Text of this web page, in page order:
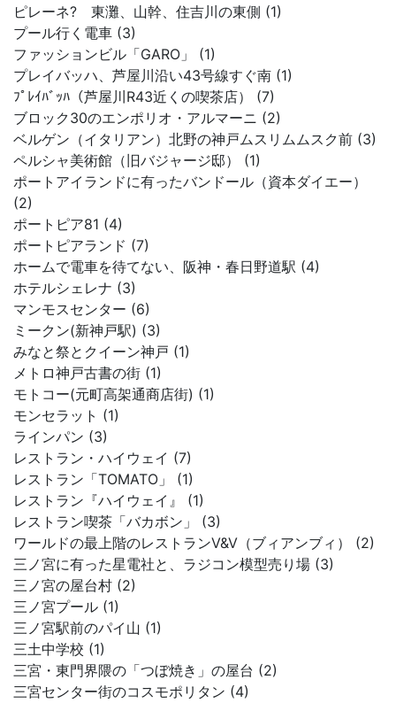
ピレーネ? 東灘、山幹、住吉川の東側 (1)
プール行く電車 (3)
ファッションビル「GARO」 (1)
プレイバッハ、芦屋川沿い43号線すぐ南 (1)
ﾌﾟﾚｲﾊﾞｯﾊ（芦屋川R43近くの喫茶店） (7)
ブロック30のエンポリオ・アルマーニ (2)
ベルゲン（イタリアン）北野の神戸ムスリムムスク前 (3)
ペルシャ美術館（旧バジャージ邸） (1)
ポートアイランドに有ったバンドール（資本ダイエー）
(2)
ポートピア81 (4)
ポートピアランド (7)
ホームで電車を待てない、阪神・春日野道駅 (4)
ホテルシェレナ (3)
マンモスセンター (6)
ミークン(新神戸駅) (3)
みなと祭とクイーン神戸 (1)
メトロ神戸古書の街 (1)
モトコー(元町高架通商店街) (1)
モンセラット (1)
ラインパン (3)
レストラン・ハイウェイ (7)
レストラン「TOMATO」 (1)
レストラン『ハイウェイ』 (1)
レストラン喫茶「バカボン」 (3)
ワールドの最上階のレストランV&V（ブィアンブィ） (2)
三ノ宮に有った星電社と、ラジコン模型売り場 (3)
三ノ宮の屋台村 (2)
三ノ宮プール (1)
三ノ宮駅前のパイ山 (1)
三土中学校 (1)
三宮・東門界隈の「つぼ焼き」の屋台 (2)
三宮センター街のコスモポリタン (4)